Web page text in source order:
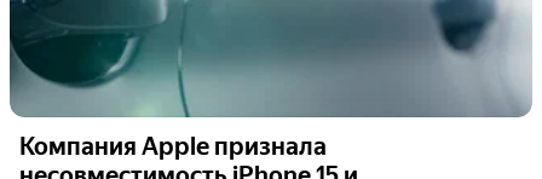
Компания Apple признала